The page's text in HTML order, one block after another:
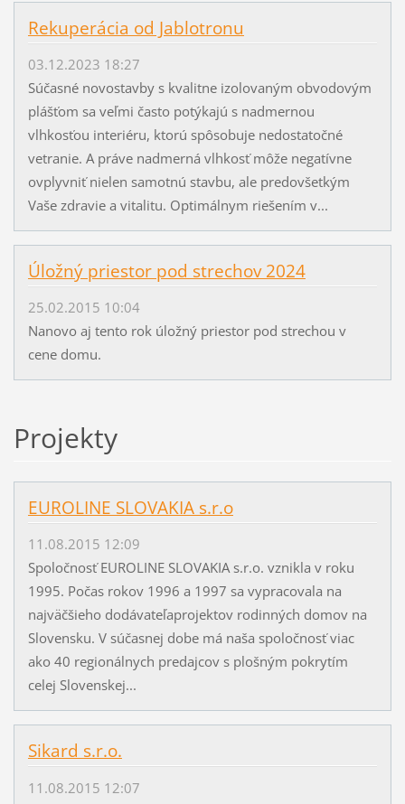
Rekuperácia od Jablotronu
03.12.2023 18:27
Súčasné novostavby s kvalitne izolovaným obvodovým
plášťom sa veľmi často potýkajú s nadmernou
vlhkosťou interiéru, ktorú spôsobuje nedostatočné
vetranie. A práve nadmerná vlhkosť môže negatívne
ovplyvniť nielen samotnú stavbu, ale predovšetkým
Vaše zdravie a vitalitu. Optimálnym riešením v...
Úložný priestor pod strechov 2024
25.02.2015 10:04
Nanovo aj tento rok úložný priestor pod strechou v
cene domu.
Projekty
EUROLINE SLOVAKIA s.r.o
11.08.2015 12:09
Spoločnosť EUROLINE SLOVAKIA s.r.o. vznikla v roku
1995. Počas rokov 1996 a 1997 sa vypracovala na
najväčšieho dodávateľaprojektov rodinných domov na
Slovensku. V súčasnej dobe má naša spoločnosť viac
ako 40 regionálnych predajcov s plošným pokrytím
celej Slovenskej...
Sikard s.r.o.
11.08.2015 12:07